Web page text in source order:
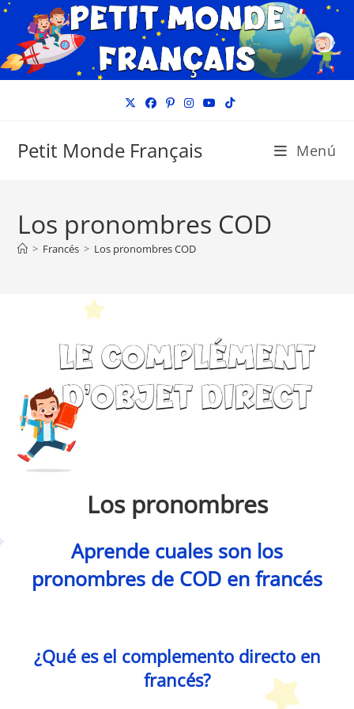
Petit Monde Français Menú
Los pronombres COD
> Francés > Los pronombres COD
Los pronombres
Aprende cuales son los
pronombres de COD en francés
¿Qué es el complemento directo en
francés?